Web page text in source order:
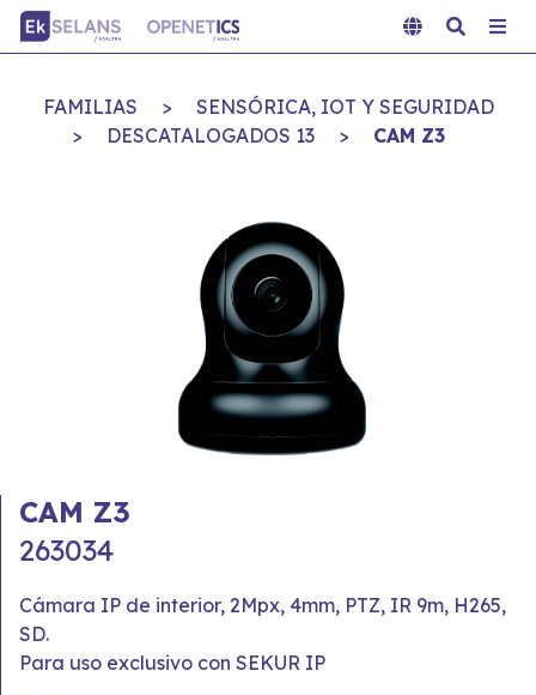
FAMILIAS >
SENSÓRICA, IOT Y SEGURIDAD
>
DESCATALOGADOS 13 > CAM Z3
CAM Z3
263034
Cámara IP de interior, 2Mpx, 4mm, PTZ, IR 9m, H265,
SD.
Para uso exclusivo con SEKUR IP